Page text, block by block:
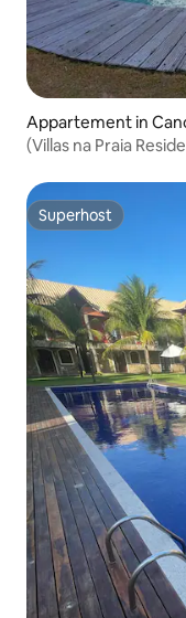
Appartement in
(Villas na Praia
Superhost
Superhost